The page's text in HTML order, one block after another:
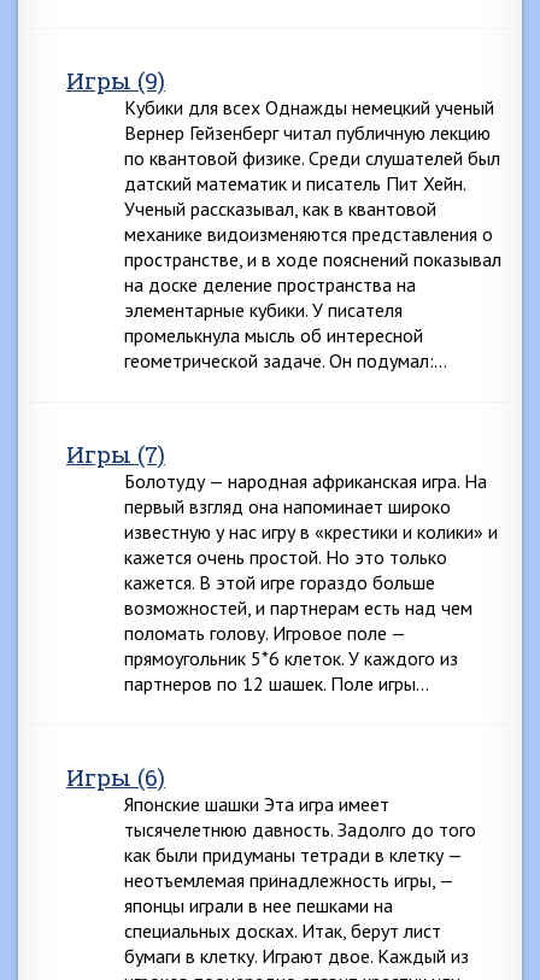
Игры (9)
Кубики для всех Однажды немецкий ученый
Вернер Гейзенберг читал публичную лекцию
по квантовой физике. Среди слушателей был
датский математик и писатель Пит Хейн.
Ученый рассказывал, как в квантовой
механике видоизменяются представления о
пространстве, и в ходе пояснений показывал
на доске деление пространства на
элементарные кубики. У писателя
промелькнула мысль об интересной
геометрической задаче. Он подумал:…
Игры (7)
Болотуду — народная африканская игра. На
первый взгляд она напоминает широко
известную у нас игру в «крестики и колики» и
кажется очень простой. Но это только
кажется. В этой игре гораздо больше
возможностей, и партнерам есть над чем
поломать голову. Игровое поле —
прямоугольник 5*6 клеток. У каждого из
партнеров по 12 шашек. Поле игры…
Игры (6)
Японские шашки Эта игра имеет
тысячелетнюю давность. Задолго до того
как были придуманы тетради в клетку —
неотъемлемая принадлежность игры, —
японцы играли в нее пешками на
специальных досках. Итак, берут лист
бумаги в клетку. Играют двое. Каждый из